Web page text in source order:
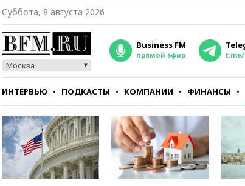
Суббота, 8 августа 2026
Москва
Business FM
прямой эфир t.me/
ИНТЕРВЬЮ ПОДКАСТЫ КОМПАНИИ ФИНАНСЫ
СТИЛЬ ТЕСТЫ